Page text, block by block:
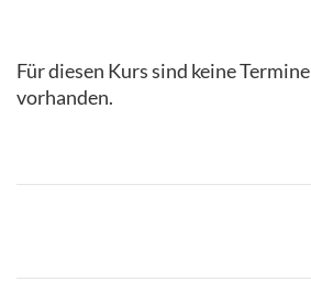
Für diesen Kurs sind keine Termine
vorhanden.